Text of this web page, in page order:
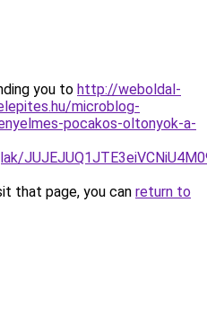
you to http://weboldal-
microblog-
pocakos-oltonyok-a-
that page, you can return to